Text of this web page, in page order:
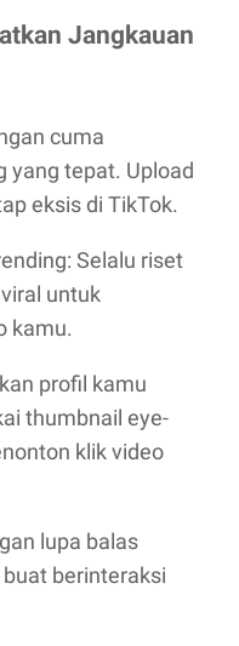
Jangkauan
cuma
yang tepat. Upload
eksis di TikTok.
Selalu riset
untuk
kamu.
profil kamu
thumbnail eye-
klik video
lupa balas
berinteraksi